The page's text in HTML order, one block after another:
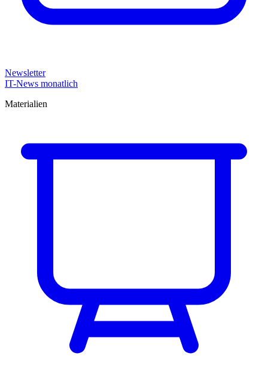
Newsletter
IT-News monatlich
Materialien